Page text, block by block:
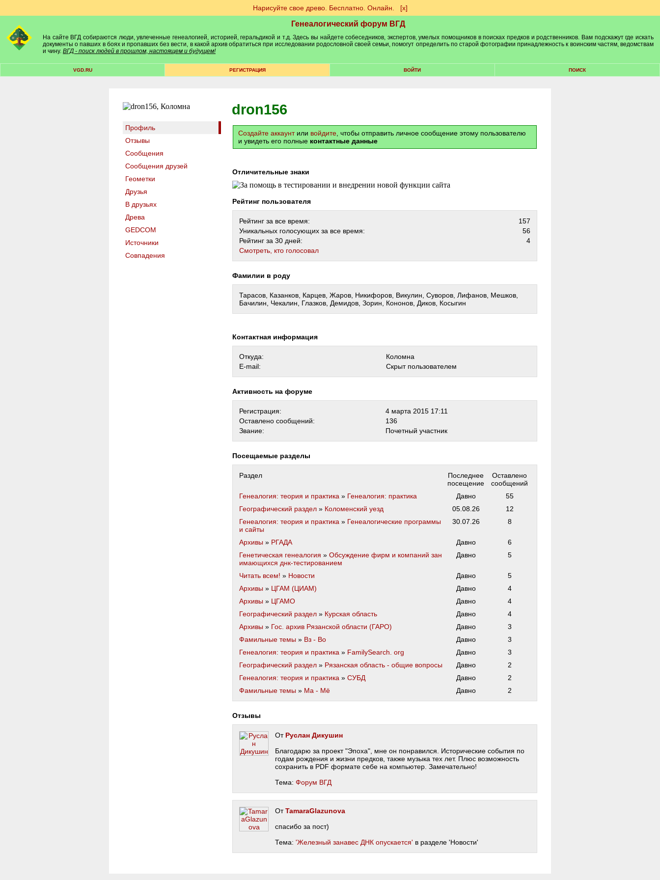
Нарисуйте свое древо. Бесплатно. Онлайн. [х]
Генеалогический форум ВГД
На сайте ВГД собираются люди, увлеченные генеалогией, историей, геральдикой и т.д. Здесь вы найдете собеседников, экспертов, умелых помощников в поисках предков и родственников. Вам подскажут где искать
документы о павших в боях и пропавших без вести, в какой архив обратиться при исследовании родословной своей семьи, помогут определить по старой фотографии принадлежность к воинским частям, ведомствам
и чину. ВГД - поиск людей в прошлом, настоящем и будущем!
VGD.RU РЕГИСТРАЦИЯ ВОЙТИ ПОИСК
Профиль
Отзывы
Сообщения
Сообщения друзей
Геометки
Друзья
В друзьях
Древа
GEDCOM
Источники
Совпадения
dron156
Создайте аккаунтили войдите , чтобы отправить личное сообщение этому пользователю
и увидеть его полные контактные данные
Отличительные знаки
Рейтинг пользователя
Рейтинг за все время:
157
Уникальных голосующих за все время:
56
Рейтинг за 30 дней:
4
Cмотреть, кто голосовал
Фамилии в роду
Тарасов, Казанков, Карцев, Жаров, Никифоров, Викулин, Суворов, Лифанов, Мешков,
Бачилин, Чекалин, Глазков, Демидов, Зорин, Кононов, Диков, Косыгин
Контактная информация
Откуда:
Коломна
E-mail:
Скрыт пользователем
Активность на форуме
Регистрация:
4 марта 2015 17:11
Оставлено сообщений:
136
Звание:
Почетный участник
Посещаемые разделы
Раздел
Последнее
посещение
Оставлено
сообщений
Генеалогия: теория и практика » Генеалогия: практика Давно
55
Географический раздел » Коломенский уезд 05.08.26
12
Генеалогия: теория и практика » Генеалогические программы
и сайты
30.07.26 8
Архивы » РГАДА Давно
6
Генетическая генеалогия » Обсуждение фирм и компаний зан
имающихся днк-тестированием
Давно 5
Читать всем! » Новости Давно
5
Архивы » ЦГАМ (ЦИАМ) Давно
4
Архивы » ЦГАМО Давно
4
Географический раздел » Курская область Давно
4
Архивы » Гос. архив Рязанской области (ГАРО) Давно
3
Фамильные темы » Вз - Во Давно
3
Генеалогия: теория и практика » FamilySearch. org Давно
3
Географический раздел » Рязанская область - общие вопросы Давно
2
Генеалогия: теория и практика » СУБД Давно
2
Фамильные темы » Ма - Мё Давно 2
Отзывы
От Руслан Дикушин
Благодарю за проект "Эпоха", мне он понравился. Исторические события по
годам рождения и жизни предков, также музыка тех лет. Плюс возможность
сохранить в PDF формате себе на компьютер. Замечательно!
Тема: Форум ВГД
ОтTamaraGlazunova
спасибо за пост)
Тема: 'Железный занавес ДНК опускается' в разделе 'Новости'